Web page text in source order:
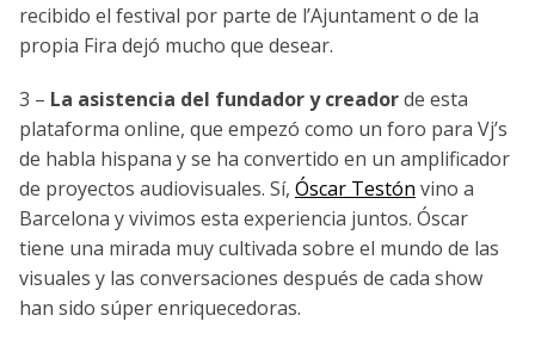
recibido el festival por parte de l’Ajuntament o de la
propia Fira dejó mucho que desear.
3 – La asistencia del fundador y creadorde esta
plataforma online, que empezó como un foro para Vj’s
de habla hispana y se ha convertido en un amplificador
de proyectos audiovisuales. Sí, Óscar Testón vino a
Barcelona y vivimos esta experiencia juntos. Óscar
tiene una mirada muy cultivada sobre el mundo de las
visuales y las conversaciones después de cada show
han sido súper enriquecedoras.